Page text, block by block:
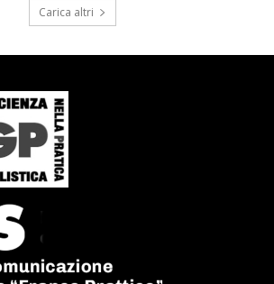
Carica altri